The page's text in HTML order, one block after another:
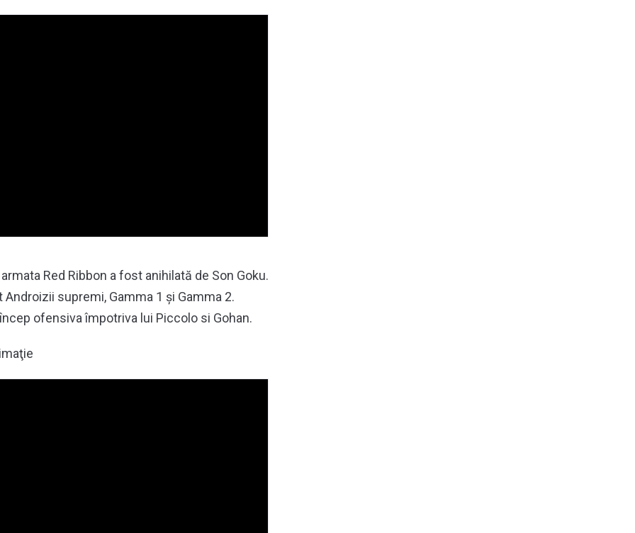
Red Ribbon a fost anihilată de Son Goku.
supremi, Gamma 1 și Gamma 2.
ofensiva împotriva lui Piccolo si Gohan.